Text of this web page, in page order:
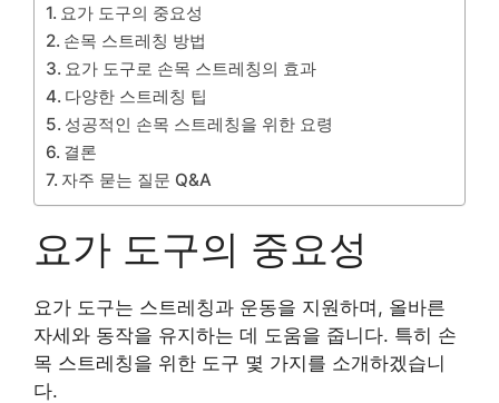
요가 도구의 중요성
손목 스트레칭 방법
요가 도구로 손목 스트레칭의 효과
다양한 스트레칭 팁
성공적인 손목 스트레칭을 위한 요령
결론
자주 묻는 질문 Q&A
요가 도구의 중요성
요가 도구는 스트레칭과 운동을 지원하며, 올바른
자세와 동작을 유지하는 데 도움을 줍니다. 특히 손
목 스트레칭을 위한 도구 몇 가지를 소개하겠습니
다.